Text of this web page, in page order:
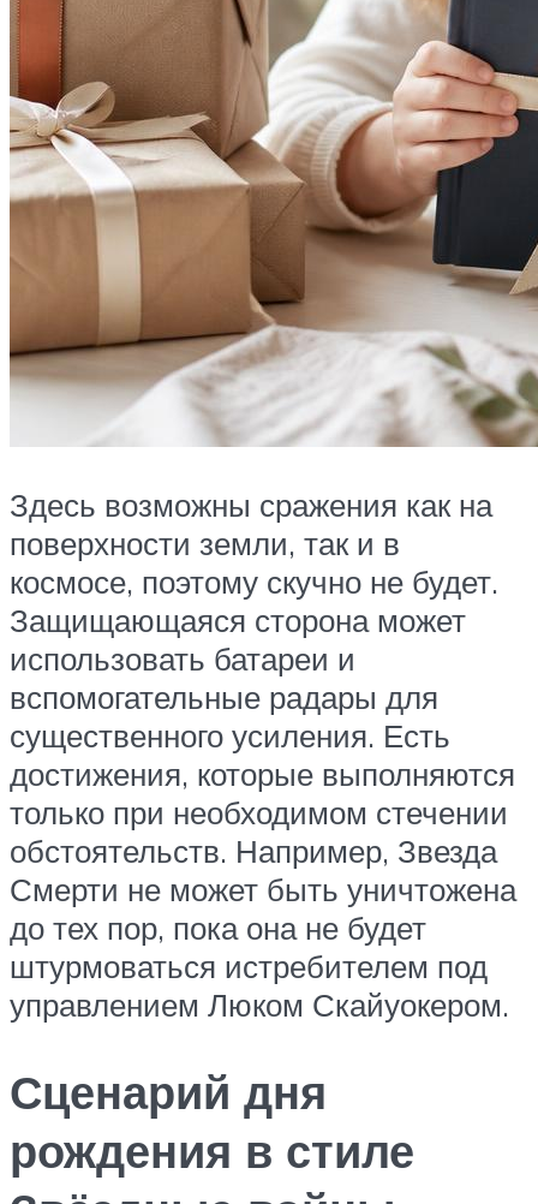
Здесь возможны сражения как на
поверхности земли, так и в
космосе, поэтому скучно не будет.
Защищающаяся сторона может
использовать батареи и
вспомогательные радары для
существенного усиления. Есть
достижения, которые выполняются
только при необходимом стечении
обстоятельств. Например, Звезда
Смерти не может быть уничтожена
до тех пор, пока она не будет
штурмоваться истребителем под
управлением Люком Скайуокером.
Сценарий дня
рождения в стиле